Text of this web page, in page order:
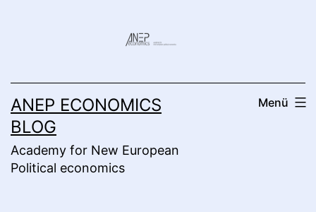
ANEP ECONOMICS
BLOG
Academy for New European
Political economics
Menü